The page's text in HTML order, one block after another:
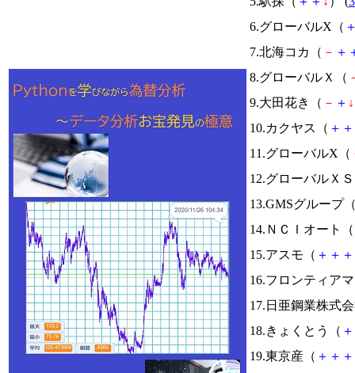
6.グローバルX（
7.北海コカ（ － ＋
8.グローバルＸ（
9.大田花き（ － ＋ ↓
10.カクヤス（ ＋ ＋
11.グローバルX（
12.グローバルＸ
13.GMSグループ
14.ＮＣＩオート（
15.アスモ（ ＋ ＋ ＋
16.フロンティア
17.日亜鋼業株式
18.きょくとう（ ＋
19.東京産（ ＋ ＋ ＋